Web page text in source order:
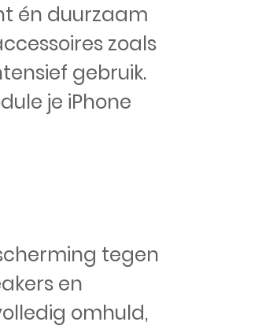
én duurzaam
zoals
gebruik.
je iPhone
tegen
en
omhuld,